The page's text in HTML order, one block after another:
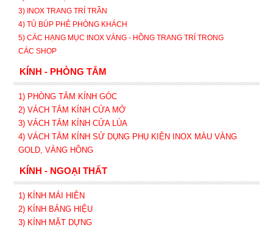
3) INOX TRANG TRÍ TRẦN
4) TỦ BÚP PHÊ PHÒNG KHÁCH
5) CÁC HẠNG MỤC INOX VÀNG - HỒNG TRANG TRÍ TRONG
CÁC SHOP
KÍNH - PHÒNG TẮM
1) PHÒNG TẮM KÍNH GÓC
2) VÁCH TẮM KÍNH CỬA MỞ
3) VÁCH TẮM KÍNH CỬA LÙA
4) VÁCH TẮM KÍNH SỬ DỤNG PHỤ KIỆN INOX MÀU VÀNG
GOLD, VÀNG HỒNG
KÍNH - NGOẠI THẤT
1) KÍNH MÁI HIÊN
2) KÍNH BẢNG HIỆU
3) KÍNH MẶT DỰNG